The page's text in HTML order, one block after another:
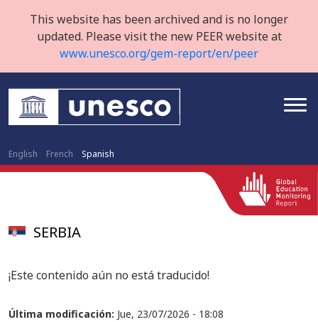
This website has been archived and is no longer
updated. Please visit the new PEER website at
www.unesco.org/gem-report/en/peer
English French Spanish
SERBIA
¡Este contenido aún no está traducido!
Última modificación: Jue, 23/07/2026 - 18:08